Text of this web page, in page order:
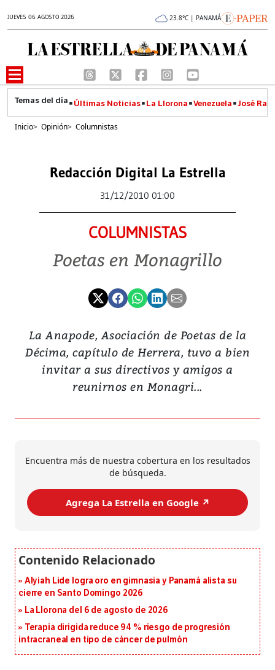
JUEVES 06 AGOSTO 2026 23.8°C | PANAMÁ
Últimas Noticias La Llorona Venezuela José
Inicio> Opinión> Columnistas
Redacción Digital La Estrella
31/12/2010 01:00
COLUMNISTAS
Poetas en Monagrillo
La Anapode, Asociación de Poetas de la
Décima, capítulo de Herrera, tuvo a bien
invitar a sus directivos y amigos a
reunirnos en Monagri...
Encuentra más de nuestra cobertura en los resultados
de búsqueda.
Agrega La Estrella en Google ↗️
Alyiah Lide logra oro en gimnasia y Panamá alista su
cierre en Santo Domingo 2026
La Llorona del 6 de agosto de 2026
Terapia dirigida reduce 94 % riesgo de progresión
intracraneal en tipo de cáncer de pulmón